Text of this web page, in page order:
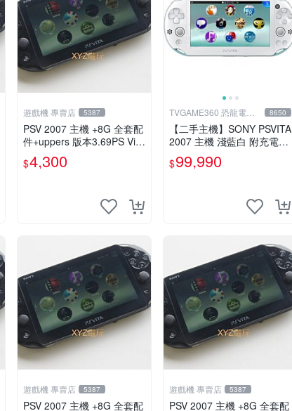
遊戲機 專賣店 5387
PSV 2007 主機 +8G 全套配
件+uppers 版本3.69PS Vita
$4,300
TVGAME360 恐龍電玩- 8650
【二手主機】SONY PSVITA
2007 主機 淺藍白 附充電器
USB傳輸線 PS VITA PSV 裸
裝 台中
$99,990
遊戲機 專賣店 5387
PSV 2007 主機 +8G 全套配
遊戲機 專賣店 5387
PSV 2007 主機 +8G 全套配